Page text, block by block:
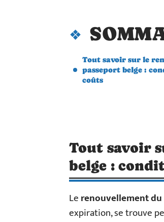
Tout savoir sur le
passeport belge :
coûts
Tout savoir
belge :
Lerenouvellement
expiration, se trouve